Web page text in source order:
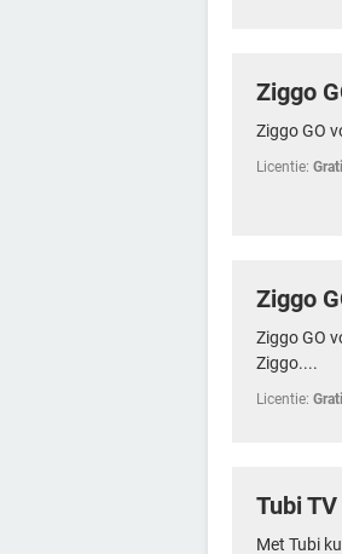
Ziggo
Ziggo GO
Licentie:
Ziggo
Ziggo GO
Ziggo....
Licentie:
Tubi
Met Tubi